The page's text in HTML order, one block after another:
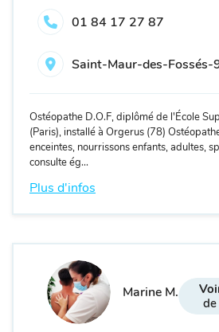
01 84 17 27 87
Saint-Maur-des-Fossés-
Ostéopathe D.O.F, diplômé de l'École
(Paris), installé à Orgerus (78)
enceintes, nourrissons enfants, adultes,
consulte ég...
Plus d'infos
Marine M.